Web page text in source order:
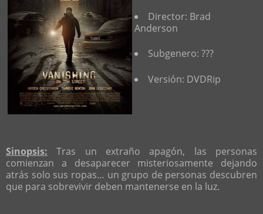
Director: Brad
Anderson
Subgenero: ???
Versión: DVDRip
Sinopsis: Tras un extraño apagón, las personas
comienzan a desaparecer misteriosamente dejando
atrás solo sus ropas… un grupo de personas descubren
que para sobrevivir deben mantenerse en la luz.